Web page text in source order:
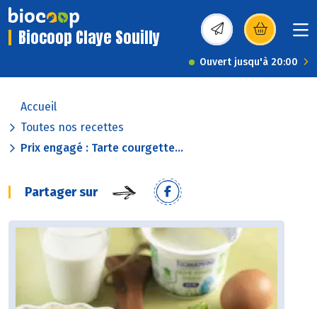
Biocoop Claye Souilly (s’ouvre dans une
Ouvert jusqu'à 20:00
Accueil
Toutes nos recettes
Prix engagé : Tarte courgette...
Partager sur